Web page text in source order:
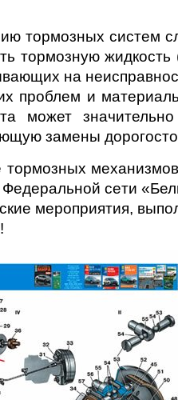
тормозных систем
тормозную
на
и
может
замены
Федеральной сети
мероприятия,